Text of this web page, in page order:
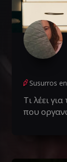
Susurros
Τι λέει
που